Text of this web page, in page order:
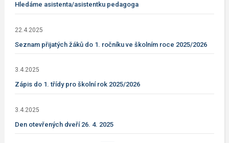
Hledáme asistenta/asistentku pedagoga
22.4.2025
Seznam přijatých žáků do 1. ročníku ve školním roce 2025/2026
3.4.2025
Zápis do 1. třídy pro školní rok 2025/2026
3.4.2025
Den otevřených dveří 26. 4. 2025